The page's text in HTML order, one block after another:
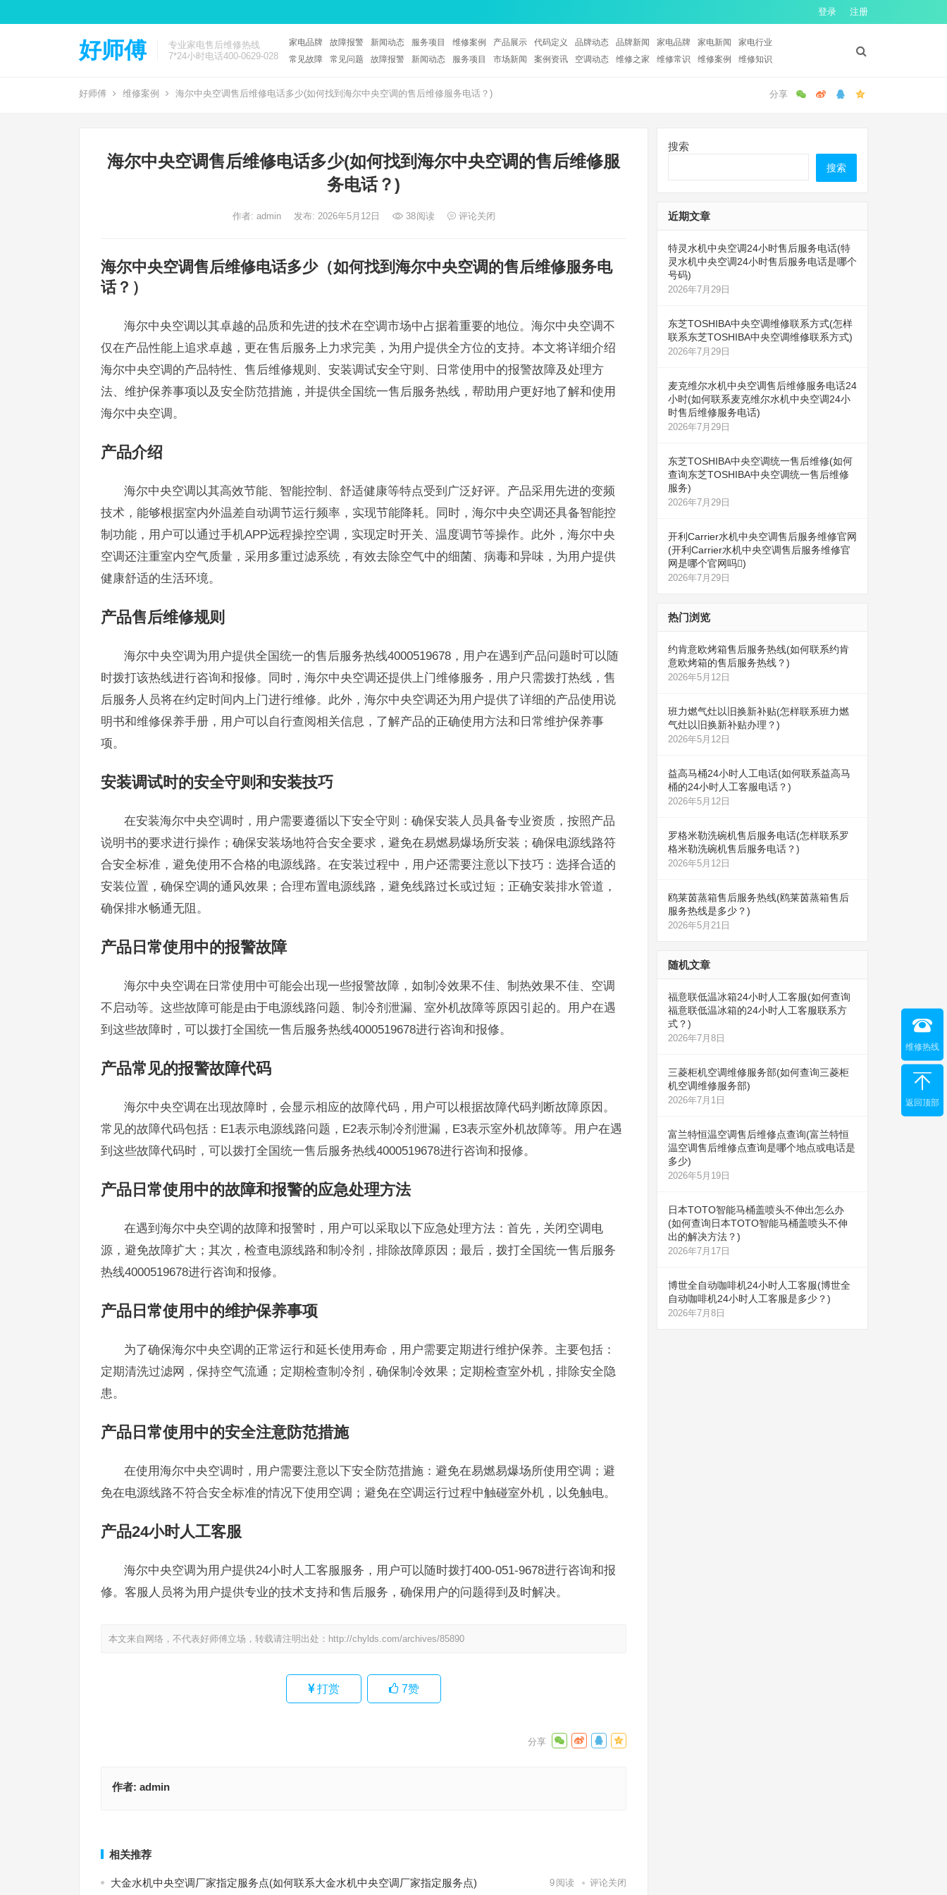
登录 注册
好师傅
专业家电售后维修热线
7*24小时电话400-0629-028
家电品牌 故障报警 新闻动态 服务项目 维修案例 产品展示 代码定义 品牌动态 品牌新闻 家电品牌 家电新闻
家电行业
常见故障
常见问题 故障报警 新闻动态 服务项目 市场新闻 案例资讯 空调动态 维修之家 维修常识 维修案例 维修知识
好师傅 维修案例 海尔中央空调售后维修电话多少(如何找到海尔中央空调的售后维修服务电话？)
海尔中央空调售后维修电话多少(如何找到海尔中央空调的售后维修服
务电话？)
作者: admin 发布: 2026年5月12日 38阅读 评论关闭
海尔中央空调售后维修电话多少（如何找到海尔中央空调的售后维修服务电
话？）
海尔中央空调以其卓越的品质和先进的技术在空调市场中占据着重要的地位。海尔中央空调不
仅在产品性能上追求卓越，更在售后服务上力求完美，为用户提供全方位的支持。本文将详细介绍
海尔中央空调的产品特性、售后维修规则、安装调试安全守则、日常使用中的报警故障及处理方
法、维护保养事项以及安全防范措施，并提供全国统一售后服务热线，帮助用户更好地了解和使用
海尔中央空调。
产品介绍
海尔中央空调以其高效节能、智能控制、舒适健康等特点受到广泛好评。产品采用先进的变频
技术，能够根据室内外温差自动调节运行频率，实现节能降耗。同时，海尔中央空调还具备智能控
制功能，用户可以通过手机APP远程操控空调，实现定时开关、温度调节等操作。此外，海尔中央
空调还注重室内空气质量，采用多重过滤系统，有效去除空气中的细菌、病毒和异味，为用户提供
健康舒适的生活环境。
产品售后维修规则
海尔中央空调为用户提供全国统一的售后服务热线4000519678，用户在遇到产品问题时可以随
时拨打该热线进行咨询和报修。同时，海尔中央空调还提供上门维修服务，用户只需拨打热线，售
后服务人员将在约定时间内上门进行维修。此外，海尔中央空调还为用户提供了详细的产品使用说
明书和维修保养手册，用户可以自行查阅相关信息，了解产品的正确使用方法和日常维护保养事
项。
安装调试时的安全守则和安装技巧
在安装海尔中央空调时，用户需要遵循以下安全守则：确保安装人员具备专业资质，按照产品
说明书的要求进行操作；确保安装场地符合安全要求，避免在易燃易爆场所安装；确保电源线路符
合安全标准，避免使用不合格的电源线路。在安装过程中，用户还需要注意以下技巧：选择合适的
安装位置，确保空调的通风效果；合理布置电源线路，避免线路过长或过短；正确安装排水管道，
确保排水畅通无阻。
产品日常使用中的报警故障
海尔中央空调在日常使用中可能会出现一些报警故障，如制冷效果不佳、制热效果不佳、空调
不启动等。这些故障可能是由于电源线路问题、制冷剂泄漏、室外机故障等原因引起的。用户在遇
到这些故障时，可以拨打全国统一售后服务热线4000519678进行咨询和报修。
产品常见的报警故障代码
海尔中央空调在出现故障时，会显示相应的故障代码，用户可以根据故障代码判断故障原因。
常见的故障代码包括：E1表示电源线路问题，E2表示制冷剂泄漏，E3表示室外机故障等。用户在遇
到这些故障代码时，可以拨打全国统一售后服务热线4000519678进行咨询和报修。
产品日常使用中的故障和报警的应急处理方法
在遇到海尔中央空调的故障和报警时，用户可以采取以下应急处理方法：首先，关闭空调电
源，避免故障扩大；其次，检查电源线路和制冷剂，排除故障原因；最后，拨打全国统一售后服务
热线4000519678进行咨询和报修。
产品日常使用中的维护保养事项
为了确保海尔中央空调的正常运行和延长使用寿命，用户需要定期进行维护保养。主要包括：
定期清洗过滤网，保持空气流通；定期检查制冷剂，确保制冷效果；定期检查室外机，排除安全隐
患。
产品日常使用中的安全注意防范措施
在使用海尔中央空调时，用户需要注意以下安全防范措施：避免在易燃易爆场所使用空调；避
免在电源线路不符合安全标准的情况下使用空调；避免在空调运行过程中触碰室外机，以免触电。
产品24小时人工客服
海尔中央空调为用户提供24小时人工客服服务，用户可以随时拨打400-051-9678进行咨询和报
修。客服人员将为用户提供专业的技术支持和售后服务，确保用户的问题得到及时解决。
本文来自网络，不代表好师傅立场，转载请注明出处： http://chylds.com/archives/85890
打赏 7赞
作者: admin
相关推荐
大金水机中央空调厂家指定服务点(如何联系大金水机中央空调厂家指定服务点) 9 阅读 评论关闭
搜索
搜索
近期文章
特灵水机中央空调24小时售后服务电话(特
灵水机中央空调24小时售后服务电话是哪个
号码)
2026年7月29日
东芝TOSHIBA中央空调维修联系方式(怎样
联系东芝TOSHIBA中央空调维修联系方式)
2026年7月29日
麦克维尔水机中央空调售后维修服务电话24
小时(如何联系麦克维尔水机中央空调24小
时售后维修服务电话)
2026年7月29日
东芝TOSHIBA中央空调统一售后维修(如何
查询东芝TOSHIBA中央空调统一售后维修
服务)
2026年7月29日
开利Carrier水机中央空调售后服务维修官网
(开利Carrier水机中央空调售后服务维修官
网是哪个官网吗)
2026年7月29日
热门浏览
约肯意欧烤箱售后服务热线(如何联系约肯
意欧烤箱的售后服务热线？)
2026年5月12日
班力燃气灶以旧换新补贴(怎样联系班力燃
气灶以旧换新补贴办理？)
2026年5月12日
益高马桶24小时人工电话(如何联系益高马
桶的24小时人工客服电话？)
2026年5月12日
罗格米勒洗碗机售后服务电话(怎样联系罗
格米勒洗碗机售后服务电话？)
2026年5月12日
鸥莱茵蒸箱售后服务热线(鸥莱茵蒸箱售后
服务热线是多少？)
2026年5月21日
随机文章
福意联低温冰箱24小时人工客服(如何查询
福意联低温冰箱的24小时人工客服联系方
式？)
2026年7月8日
三菱柜机空调维修服务部(如何查询三菱柜
机空调维修服务部)
2026年7月1日
富兰特恒温空调售后维修点查询(富兰特恒
温空调售后维修点查询是哪个地点或电话是
多少)
2026年5月19日
日本TOTO智能马桶盖喷头不伸出怎么办
(如何查询日本TOTO智能马桶盖喷头不伸
出的解决方法？)
2026年7月17日
博世全自动咖啡机24小时人工客服(博世全
自动咖啡机24小时人工客服是多少？)
2026年7月8日
维修热线
返回顶部